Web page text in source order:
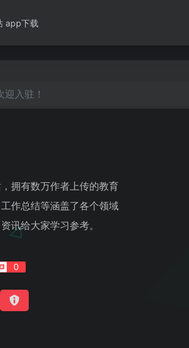
app下载
迎入驻！
拥有数万作者上传的教育
作总结等涵盖了各个领域
讯给大家学习参考。
0